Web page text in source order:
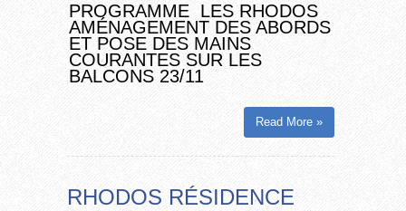
PROGRAMME LES RHODOS
AMÉNAGEMENT DES ABORDS
ET POSE DES MAINS
COURANTES SUR LES
BALCONS 23/11
Read More »
RHODOS RÉSIDENCE